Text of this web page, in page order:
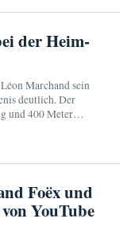
der Heim-
Marchand sein
deutlich. Der
und 400 Meter
Foëx und
YouTube